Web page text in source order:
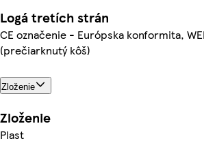
Logá tretích strán
CE označenie - Európska konformita,
(prečiarknutý kôš)
Zloženie
Zloženie
Plast